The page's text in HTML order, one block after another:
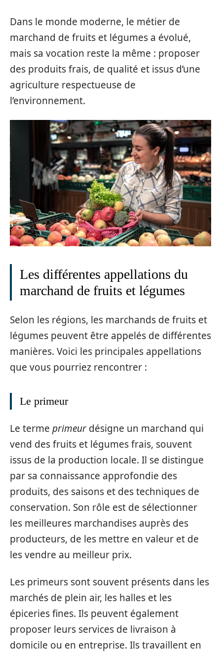
Dans le monde moderne, le métier de
marchand de fruits et légumes a évolué,
mais sa vocation reste la même : proposer
des produits frais, de qualité et issus d’une
agriculture respectueuse de
l’environnement.
Les différentes appellations du
marchand de fruits et légumes
Selon les régions, les marchands de fruits et
légumes peuvent être appelés de différentes
manières. Voici les principales appellations
que vous pourriez rencontrer :
Le primeur
Le terme primeur désigne un marchand qui
vend des fruits et légumes frais, souvent
issus de la production locale. Il se distingue
par sa connaissance approfondie des
produits, des saisons et des techniques de
conservation. Son rôle est de sélectionner
les meilleures marchandises auprès des
producteurs, de les mettre en valeur et de
les vendre au meilleur prix.
Les primeurs sont souvent présents dans les
marchés de plein air, les halles et les
épiceries fines. Ils peuvent également
proposer leurs services de livraison à
domicile ou en entreprise. Ils travaillent en